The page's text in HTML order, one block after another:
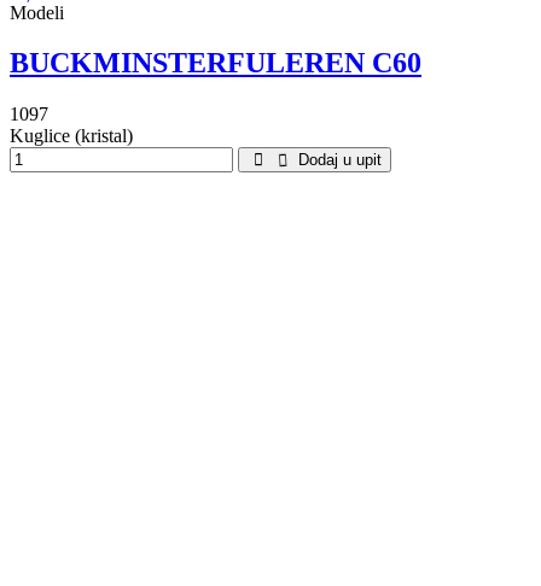
Modeli
BUCKMINSTERFULEREN C60
1097
Kuglice (kristal)
Dodaj u upit